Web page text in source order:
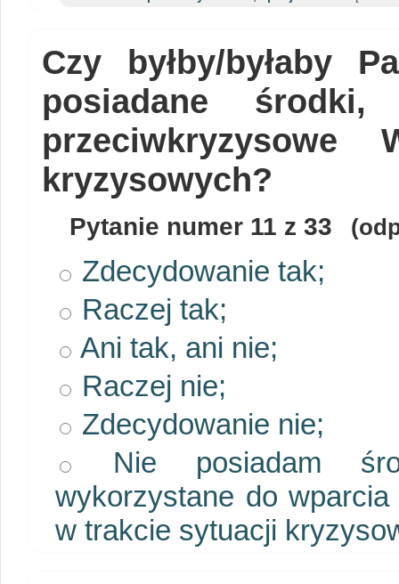
Czy byłby/byłaby
posiadane
kryzysowych?
Pytanie numer 11 z 33
Zdecydowanie tak;
Raczej tak;
Ani tak, ani nie;
Raczej nie;
Zdecydowanie nie;
Nie posiadam
wykorzystane do
w trakcie sytuacji